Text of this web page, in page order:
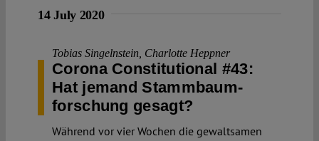
14 July 2020
Tobias Singelnstein, Charlotte Heppner
Corona Constitutional #43:
Hat jemand Stammbaum­
forschung gesagt?
Während vor vier Wochen die gewaltsamen